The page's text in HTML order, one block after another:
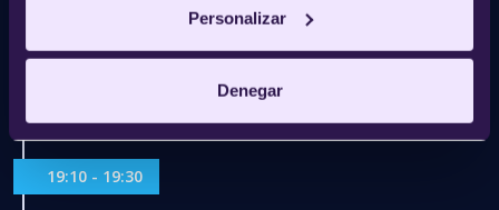
Personalizar
Denegar
Víctor Álvarez
IT Finance Director en Schneider
19:10 - 19:30